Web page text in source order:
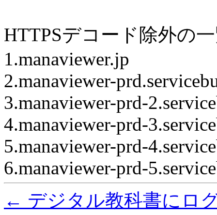
HTTPSデコード除外の
1.manaviewer.jp
2.manaviewer-
3.manaviewer-prd-
4.manaviewer-prd-
5.manaviewer-prd-
6.manaviewer-prd-
← デジタル教科書にロ